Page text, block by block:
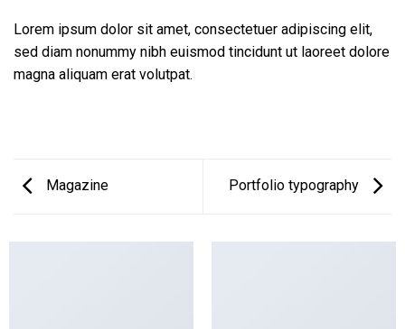
Lorem ipsum dolor sit amet, consectetuer adipiscing elit,
sed diam nonummy nibh euismod tincidunt ut laoreet dolore
magna aliquam erat volutpat.
Magazine Portfolio typography